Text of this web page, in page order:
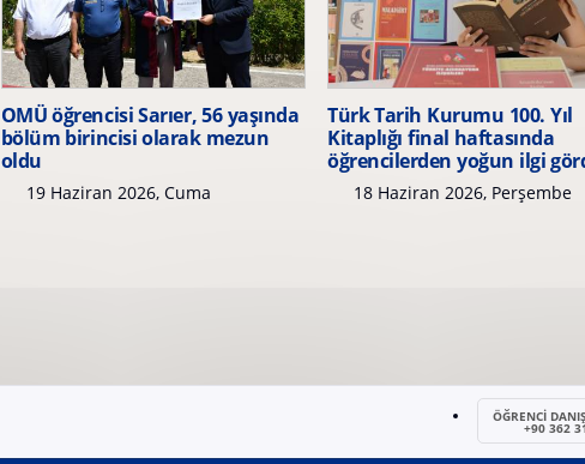
OMÜ öğrencisi Sarıer, 56 yaşında
bölüm birincisi olarak mezun
oldu
19 Haziran 2026, Cuma
Türk Tarih Kurumu 100. Yıl
Kitaplığı final haftasında
öğrencilerden yoğun ilgi
18 Haziran 2026, Perşembe
ÖĞRENCİ
+90 362